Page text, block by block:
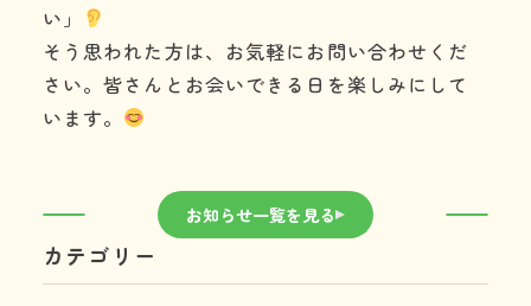
い」
そう思われた方は、お気軽にお問い合わせくだ
さい。皆さんとお会いできる日を楽しみにして
います。
お知らせ一覧を見る
カテゴリー